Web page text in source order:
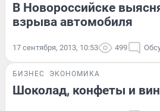
В Новороссийске
взрыва автомобиля
17 сентября, 2013, 10:53 499
БИЗНЕС ЭКОНОМИКА
Шоколад, конфеты и